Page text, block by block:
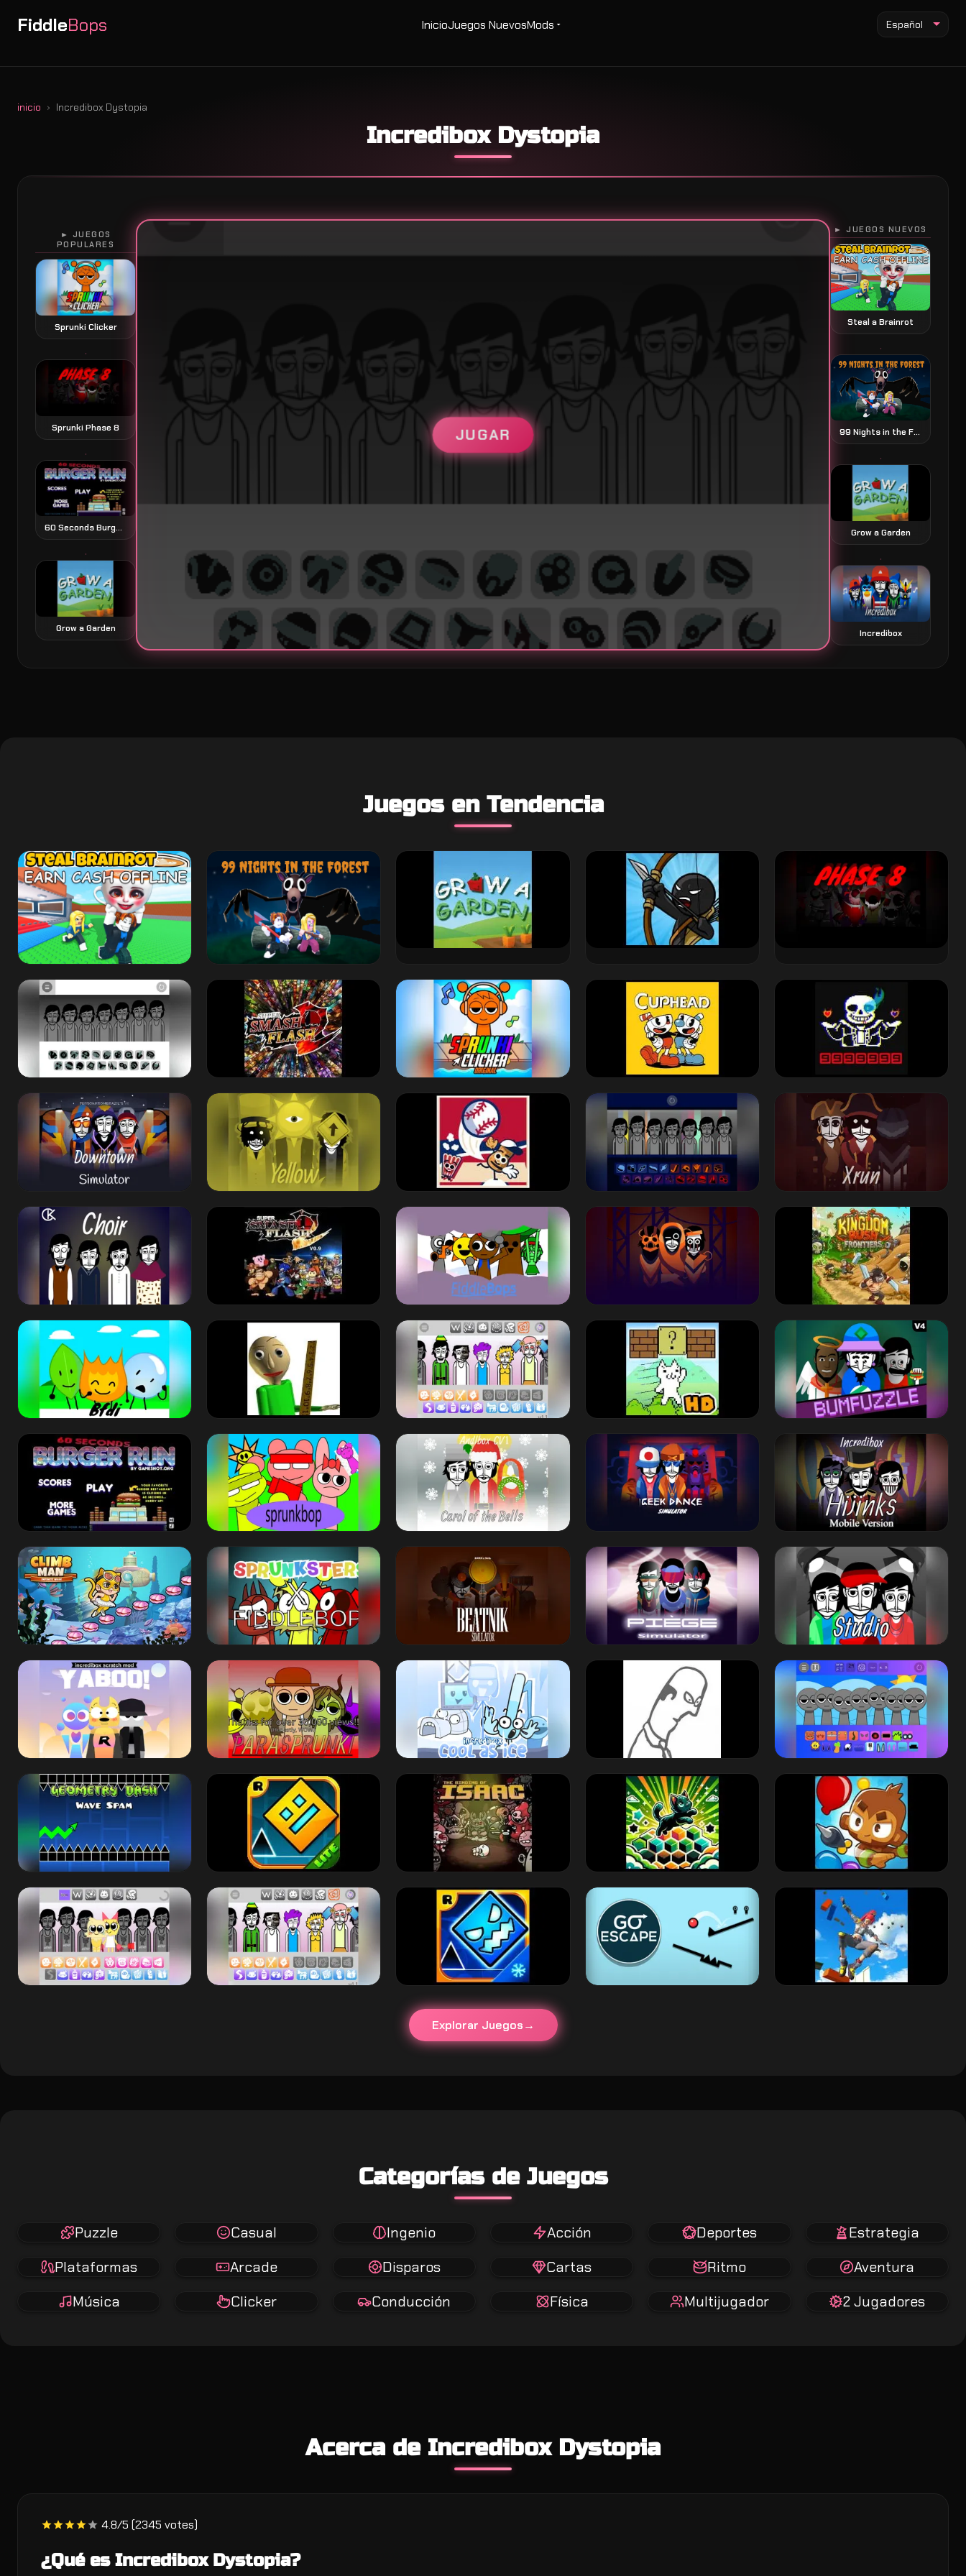
FiddleBops InicioJuegos NuevosMods Español
inicio Incredibox Dystopia
Incredibox Dystopia
► JUEGOS
POPULARES
Sprunki Clicker
Sprunki Phase 8
60 Seconds Burger Run juego de plataformas exprés
Grow a Garden
JUGAR
► JUEGOS NUEVOS
Steal a Brainrot
99 Nights in the Forest juego de terror y supervivencia
Grow a Garden
Incredibox
Juegos en Tendencia
Explorar Juegos
Categorías de Juegos
Puzzle Casual Ingenio Acción Deportes
Estrategia
Plataformas
Arcade Disparos Cartas Ritmo
Aventura
Música
Clicker Conducción Física Multijugador 2 Jugadores
Acerca de Incredibox Dystopia
4.8/5 (2345 votes)
¿Qué es Incredibox Dystopia?